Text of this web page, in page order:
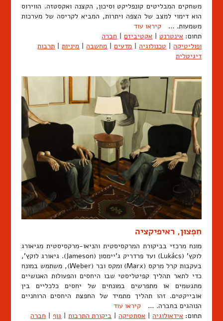
משחקים המבליטים קונפליקט וסיכון, הקצנה ואקסטזה. הווירוס
הוא דימוי למצב של הצפה ויתרות, המביא לקריסה של מערכות
משמעות. … קיראו עוד
תחום: אינטרנט | אקטיביזם | חברה
ופוליטיקה | טכנולוגיה | מדעים | מחשבה | מיניות | תרבות
דיגיטלית
חִפְצוּן, ראיפיקציה
מונח מרכזי בביקורת המרקסיסטית והניאו-מרקסיסטית מגיאורג
לוקץ' (Lukács) ועד פרדריק ג'יימסון (Jameson). גיאורג לוקץ',
בעקבות קרל מרקס (Marx) ומקס ובר (Weber), משתמש במונח
כדי לתאר תהליך קפיטליסטי שבו היחסים והפעולות האנושיים
מתגשמים או מתפרשים במונחים של יחסים כלכליים בין
אובייקטים. זהו תהליך מתמיד של החפצת היחסים הרוחניים
הנוהגים בחברה. … קיראו עוד
תחום: אידאולוגיה | אסתטיקה | ביקורת התרבות | גוף | חברה